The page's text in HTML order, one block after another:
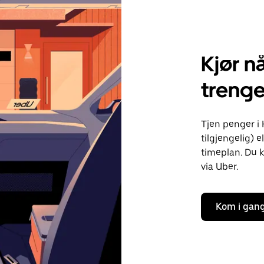
Kjør
Tjen penger i
tilgjengelig)
timeplan. Du
via Uber.
Kom i